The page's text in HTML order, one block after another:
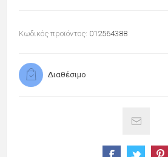
Κωδικός προϊόντος: 012564388
Διαθέσιμο